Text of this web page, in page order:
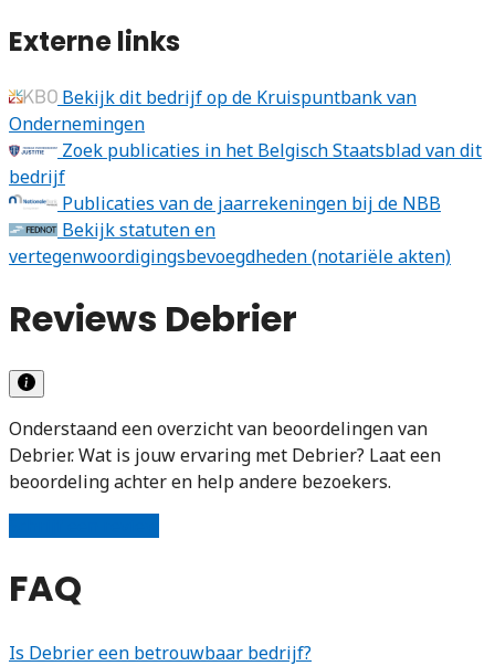
Externe links
Bekijk dit bedrijf op de Kruispuntbank van
Ondernemingen
Zoek publicaties in het Belgisch Staatsblad van dit
bedrijf
Publicaties van de jaarrekeningen bij de NBB
Bekijk statuten en
vertegenwoordigingsbevoegdheden (notariële akten)
Reviews Debrier
Onderstaand een overzicht van beoordelingen van
Debrier. Wat is jouw ervaring met Debrier? Laat een
beoordeling achter en help andere bezoekers.
FAQ
Is Debrier een betrouwbaar bedrijf?